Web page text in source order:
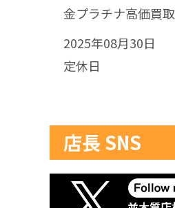
金プラチナ高価買
2025年08月30日
定休日
店長 SNS